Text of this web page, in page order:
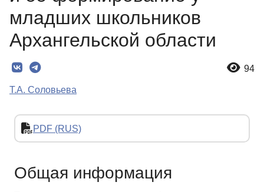
младших школьников
Архангельской области
94
Т.А. Соловьева
PDF (RUS)
Общая информация